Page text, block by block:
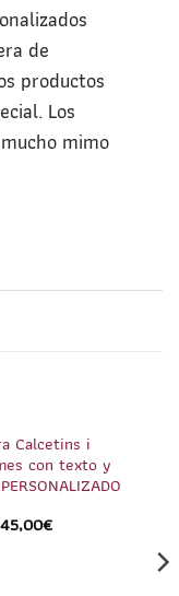
de
productos
Los
mimo
Calcetins i
con texto y
45,00€